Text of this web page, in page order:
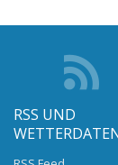
RSS UND